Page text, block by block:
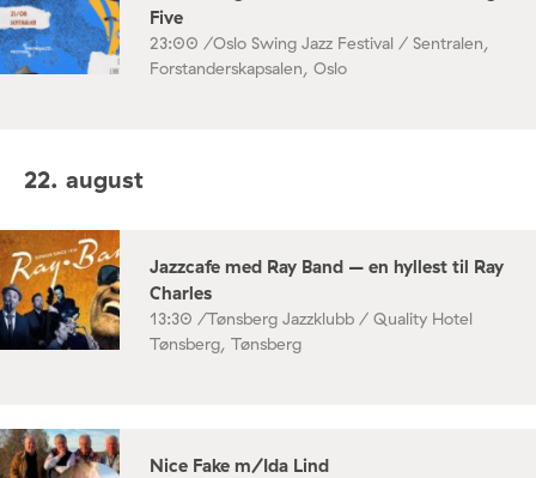
Five
23:00 /Oslo Swing Jazz Festival / Sentralen,
Forstanderskapsalen, Oslo
22. august
Jazzcafe med Ray Band – en hyllest til Ray
Charles
13:30 /Tønsberg Jazzklubb / Quality Hotel
Tønsberg, Tønsberg
Nice Fake m/Ida Lind